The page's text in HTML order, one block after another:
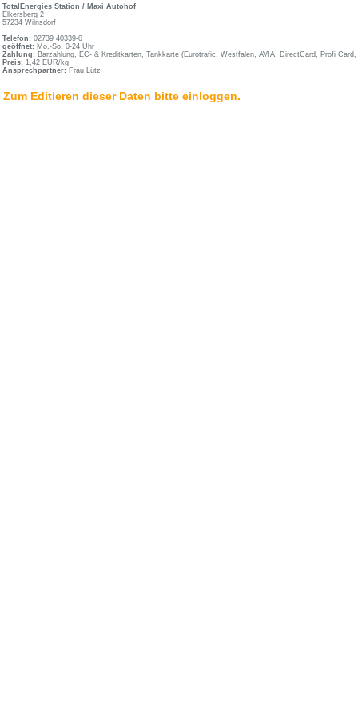
TotalEnergies Station / Maxi Autohof
Elkersberg 2
57234 Wilnsdorf
Telefon: 02739 40339-0
geöffnet: Mo.-So. 0-24 Uhr
Zahlung: Barzahlung, EC- & Kreditkarten, Tankkarte (Eurotrafic, Westfalen, AVIA, DirectCard, Profi Card,
Preis: 1,42 EUR/kg
Ansprechpartner: Frau Lütz
Zum Editieren dieser Daten bitte einloggen.